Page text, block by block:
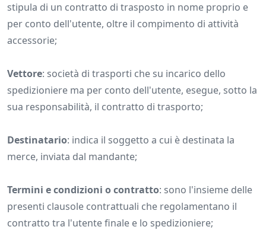
stipula di un contratto di trasposto in nome proprio e
per conto dell'utente, oltre il compimento di attività
accessorie;
Vettore: società di trasporti che su incarico dello
spedizioniere ma per conto dell'utente, esegue, sotto la
sua responsabilità, il contratto di trasporto;
Destinatario: indica il soggetto a cui è destinata la
merce, inviata dal mandante;
Termini e condizioni o contratto: sono l'insieme delle
presenti clausole contrattuali che regolamentano il
contratto tra l'utente finale e lo spedizioniere;